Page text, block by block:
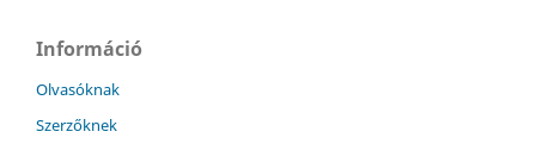
Információ
Olvasóknak
Szerzőknek